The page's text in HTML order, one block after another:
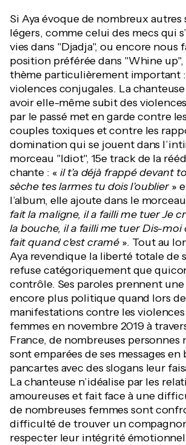
Si Aya évoque de nombreux
légers, comme celui des mecs qui
vies dans "Djadja", ou encore nous
position préférée dans "Whine
thème particulièrement important
violences conjugales. La
avoir elle-même subit des
par le passé met en garde contre
couples toxiques et contre les
domination qui se jouent dans
morceau "Idiot", 15e track de la
chante : «il t’a déjà frappé devant
sèche tes larmes tu dois l’oublier»
l’album, elle ajoute dans le
fait la maligne, il a failli me tuer Je
la bouche, il a failli me tuer Dis-
fait quand c'est cramé ». Tout au
Aya revendique la liberté totale de
refuse catégoriquement que
contrôle. Ses paroles prennent
encore plus politique quand lors de
manifestations contre les
femmes en novembre 2019 à
France, de nombreuses personnes
sont emparées de ses messages en
pancartes avec des slogans leur
La chanteuse n’idéalise par les
amoureuses et fait face à une
de nombreuses femmes sont
difficulté de trouver un
respecter leur intégrité